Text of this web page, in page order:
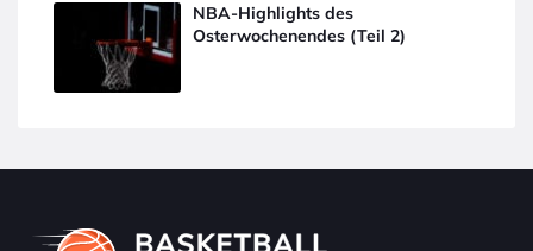
NBA-Highlights des
Osterwochenendes (Teil 2)